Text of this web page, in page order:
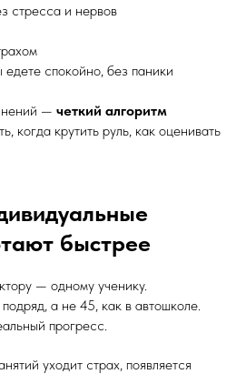
стресса и нервов
спокойно, без паники
— четкий алгоритм
когда крутить руль, как оценивать
быстрее
— одному ученику.
а не 45, как в автошколе.
прогресс.
уходит страх, появляется